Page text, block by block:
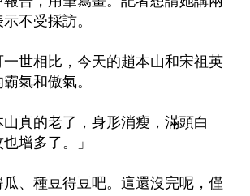
不受採訪。
世相比，今天的趙本山和宋祖英
氣和傲氣。
真的老了，身形消瘦，滿頭白
增多了。」
、種豆得豆吧。這還沒完呢，僅